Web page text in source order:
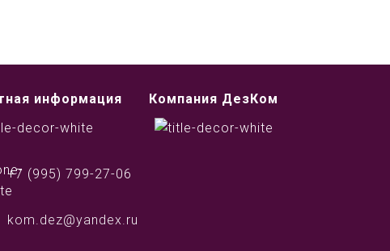
информация
+7 (995) 799-27-06
kom.dez@yandex.ru
Компания ДезКом